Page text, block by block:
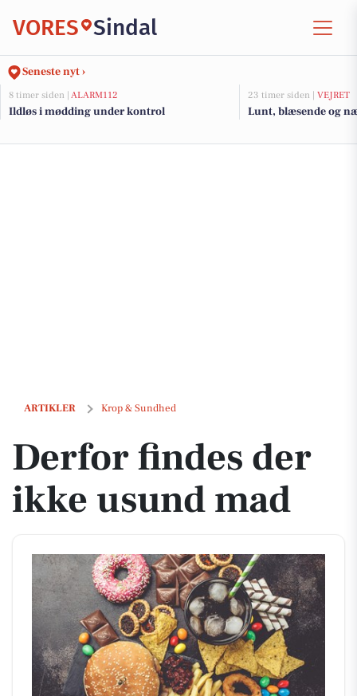
VORES Sindal
Seneste nyt ›
8 timer siden | ALARM112
Ildløs i mødding under kontrol
23 timer siden | VEJRET
Lunt, blæsende og
ARTIKLER Krop & Sundhed
Derfor findes der ikke usund mad
Derfor findes der
ikke usund mad